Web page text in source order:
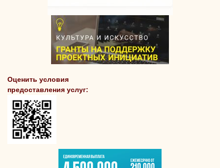
Оценить условия
предоставления услуг: